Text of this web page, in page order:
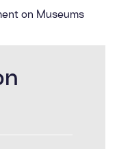
on Museums